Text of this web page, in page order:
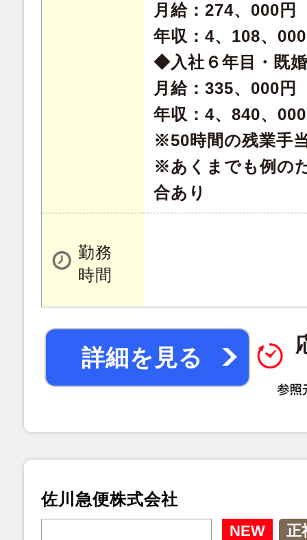
月給：274、000円
年収：4、108、
◆入社６年目・既
月給：335、000円
年収：4、840、
※50時間の残業手
※あくまでも例の
合あり
勤務
時間
詳細を見る
佐川急便株式会社
NEW 正